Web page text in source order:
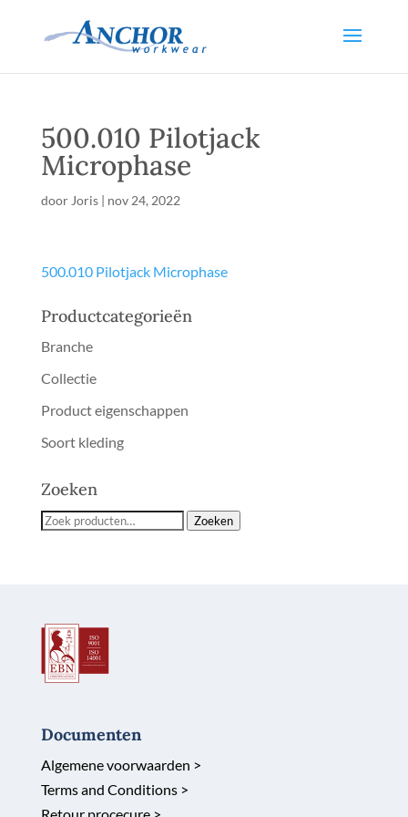
500.010 Pilotjack
Microphase
door Joris| nov 24, 2022
500.010 Pilotjack Microphase
Productcategorieën
Branche
Collectie
Product eigenschappen
Soort kleding
Zoeken
Zoeken
Zoeken
Documenten
Algemene voorwaarden >
Terms and Conditions >